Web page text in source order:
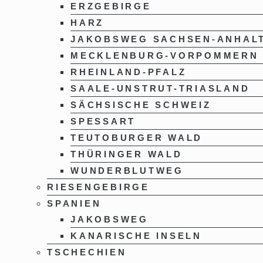
ERZGEBIRGE
HARZ
JAKOBSWEG SACHSEN-
MECKLENBURG-VORPOMMERN
RHEINLAND-PFALZ
SAALE-UNSTRUT-TRIASLAND
SÄCHSISCHE SCHWEIZ
SPESSART
TEUTOBURGER WALD
THÜRINGER WALD
WUNDERBLUTWEG
RIESENGEBIRGE
SPANIEN
JAKOBSWEG
KANARISCHE INSELN
TSCHECHIEN